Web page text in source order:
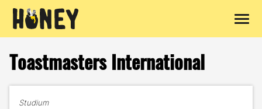
Inhalt
springen
Toastmasters International
Studium